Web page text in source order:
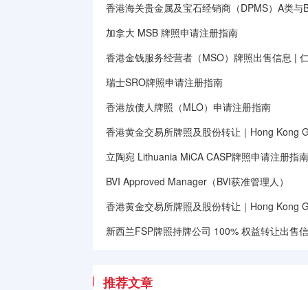
香港海关贵金属及宝石经销商（DPMS）A类与
加拿大 MSB 牌照申请注册指南
香港金钱服务经营者（MSO）牌照出售信息 |
瑞士SRO牌照申请注册指南
香港放债人牌照（MLO）申请注册指南
香港黄金交易所牌照及股份转让｜Hong Kong
立陶宛 Lithuania MiCA CASP牌照申请注册指南
BVI Approved Manager（BVI获准管理人）
香港黄金交易所牌照及股份转让｜Hong Kong
新西兰FSP牌照持牌公司 100% 权益转让出售
推荐文章